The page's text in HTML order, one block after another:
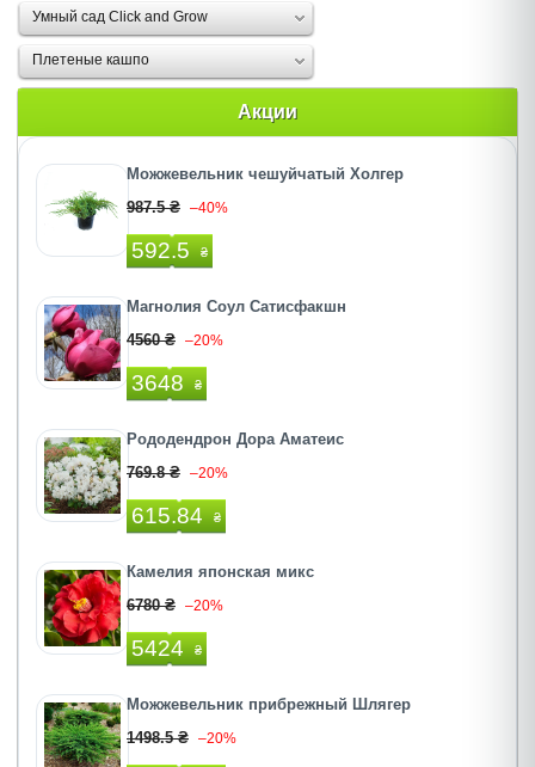
Умный сад Click and Grow
Плетеные кашпо
Акции
Можжевельник чешуйчатый Холгер
987.5 ₴ –40%
592.5 ₴
Магнолия Соул Сатисфакшн
4560 ₴ –20%
3648 ₴
Рододендрон Дора Аматеис
769.8 ₴ –20%
615.84 ₴
Камелия японская микс
6780 ₴ –20%
5424 ₴
Можжевельник прибрежный Шлягер
1498.5 ₴ –20%